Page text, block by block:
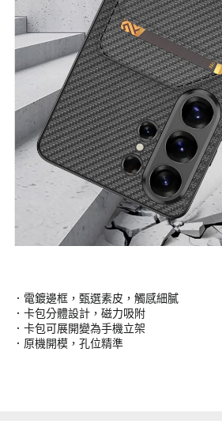
．電鍍邊框，甄選素皮，觸感細膩
．卡包分體設計，磁力吸附
．卡包可展開變為手機立架
．原機開模，孔位精準